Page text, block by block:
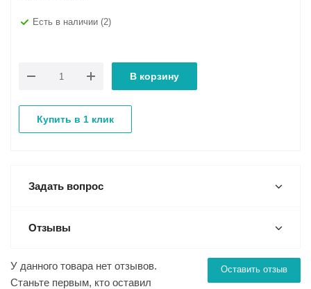
Есть в наличии (2)
В корзину
Купить в 1 клик
Задать вопрос
Отзывы
Оставить отзыв
У данного товара нет отзывов.
Станьте первым, кто оставил